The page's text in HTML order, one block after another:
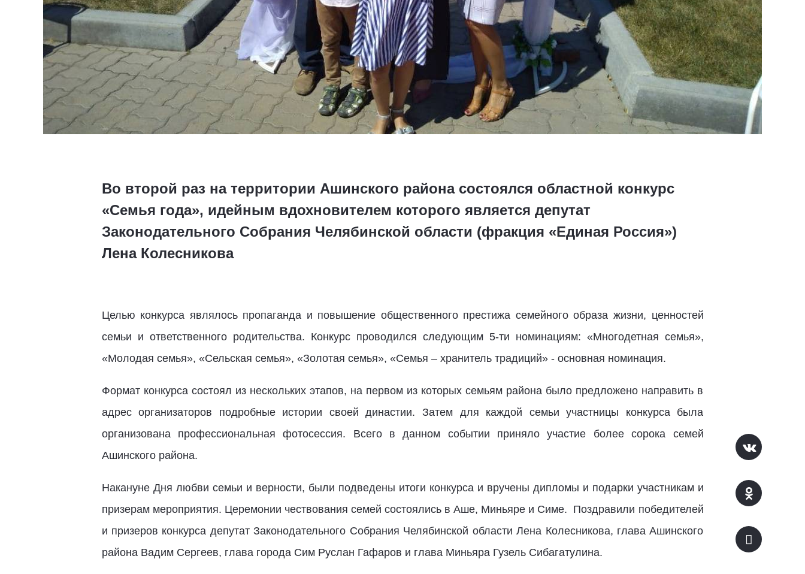
Во второй раз на территории Ашинского района состоялся областной конкурс
«Семья года», идейным вдохновителем которого является депутат
Законодательного Собрания Челябинской области (фракция «Единая Россия»)
Лена Колесникова
Целью конкурса являлось пропаганда и повышение общественного престижа семейного образа жизни, ценностей
семьи и ответственного родительства. Конкурс проводился следующим 5-ти номинациям: «Многодетная семья»,
«Молодая семья», «Сельская семья», «Золотая семья», «Семья – хранитель традиций» - основная номинация.
Формат конкурса состоял из нескольких этапов, на первом из которых семьям района было предложено направить в
адрес организаторов подробные истории своей династии. Затем для каждой семьи участницы конкурса была
организована профессиональная фотосессия. Всего в данном событии приняло участие более сорока семей
Ашинского района.
Накануне Дня любви семьи и верности, были подведены итоги конкурса и вручены дипломы и подарки участникам и
призерам мероприятия. Церемонии чествования семей состоялись в Аше, Миньяре и Симе. Поздравили победителей
и призеров конкурса депутат Законодательного Собрания Челябинской области Лена Колесникова, глава Ашинского
района Вадим Сергеев, глава города Сим Руслан Гафаров и глава Миньяра Гузель Сибагатулина.